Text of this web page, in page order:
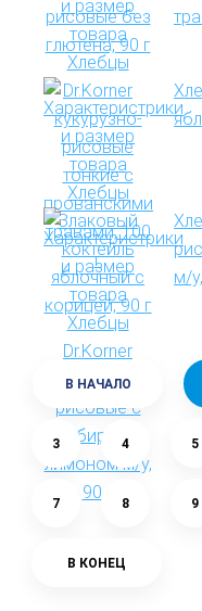
м/
В НАЧАЛО
3 4 5
7 8 9
В КОНЕЦ